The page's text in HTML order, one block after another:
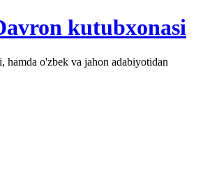
hamda o'zbek va jahon adabiyotidan